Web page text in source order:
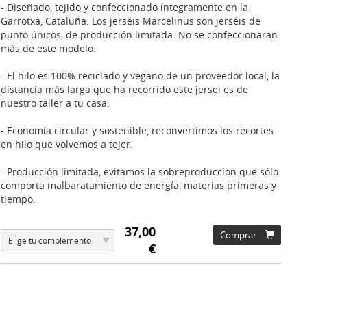
- Diseñado, tejido y confeccionado íntegramente en la
Garrotxa, Cataluña. Los jerséis Marcelinus son jerséis de
punto únicos, de producción limitada. No se confeccionaran
más de este modelo.
- El hilo es 100% reciclado y vegano de un proveedor local, la
distancia más larga que ha recorrido este jersei es de
nuestro taller a tu casa.
- Economía circular y sostenible, reconvertimos los recortes
en hilo que volvemos a tejer.
- Producción limitada, evitamos la sobreproducción que sólo
comporta malbaratamiento de energía, materias primeras y
tiempo.
Elige tu complemento ▾
37,00
€
Comprar